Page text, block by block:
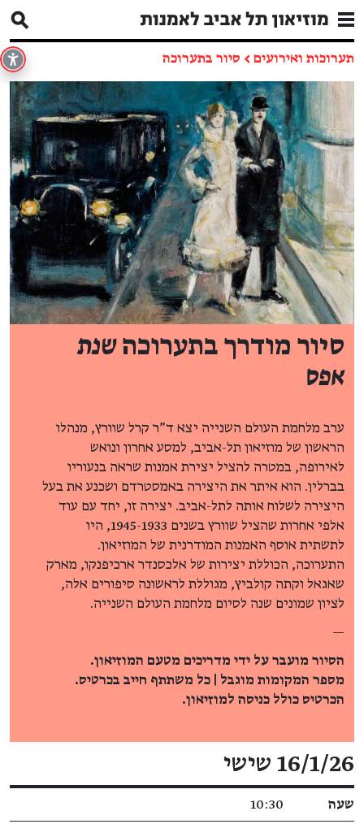
תערוכות ואירועים ← סיור בתערוכה
סיור מודרך בתערוכהשנת
אפס
ערב מלחמת העולם השנייה יצא ד"ר קרל שוורץ, מנהלו
הראשון של מוזיאון תל-אביב, למסע אחרון ונואש
לאירופה, במטרה להציל יצירת אמנות שראה בנעוריו
בברלין. הוא איתר את היצירה באמסטרדם ושכנע את בעל
היצירה לשלוח אותה לתל-אביב. יצירה זו, יחד עם עוד
אלפי אחרות שהציל שוורץ בשנים 1945-1933, היו
לתשתית אוסף האמנות המודרנית של המוזיאון.
התערוכה, הכוללת יצירות של אלכסנדר ארכיפנקו, מארק
שאגאל וקתה קולביץ, מגוללת לראשונה סיפורים אלה,
לציון שמונים שנה לסיום מלחמת העולם השנייה.
—
הסיור מועבר על ידי מדריכים מטעם המוזיאון.
מספר המקומות מוגבל | כל משתתף חייב בכרטיס.
הכרטיס כולל כניסה למוזיאון.
16/1/26 שישי
שעה 10:30